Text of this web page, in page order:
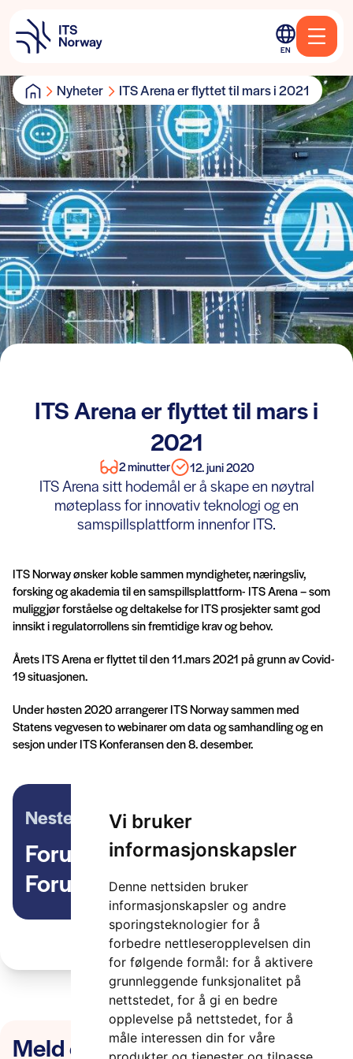
Vi bruker
informasjonskapsler
Denne nettsiden bruker
informasjonskapsler og andre
sporingsteknologier for å
forbedre nettleseropplevelsen din
for følgende formål: for å aktivere
grunnleggende funksjonalitet på
nettstedet, for å gi en bedre
opplevelse på nettstedet, for å
måle interessen din for våre
EN
Nyheter ITS Arena er flyttet til mars i 2021
ITS Arena er flyttet til mars i
2021
2 minutter 12. juni 2020
ITS Arena sitt hodemål er å skape en nøytral
møteplass for innovativ teknologi og en
samspillsplattform innenfor ITS.
ITS Norway ønsker koble sammen myndigheter, næringsliv,
forsking og akademia til en samspillsplattform- ITS Arena – som
muliggjør forståelse og deltakelse for ITS prosjekter samt god
innsikt i regulatorrollens sin fremtidige krav og behov.
Årets ITS Arena er flyttet til den 11.mars 2021 på grunn av Covid-
19 situasjonen.
Under høsten 2020 arrangerer ITS Norway sammen med
Statens vegvesen to webinarer om data og samhandling og en
sesjon under ITS Konferansen den 8. desember.
Neste artikkel
Forus PRT er nå Mobility
Forus
Meld deg på nyhetsbrevet